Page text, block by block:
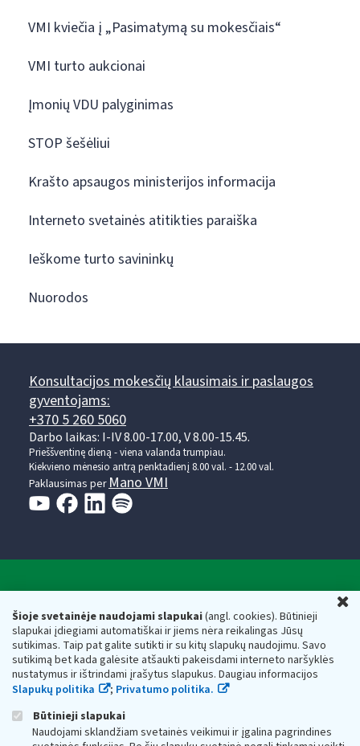
Šioje svetainėje naudojami slapukai(angl. cookies). Būtinieji
slapukai įdiegiami automatiškai ir jiems nėra reikalingas Jūsų
sutikimas. Taip pat galite sutikti ir su kitų slapukų naudojimu. Savo
sutikimą bet kada galėsite atšaukti pakeisdami interneto naršyklės
nustatymus ir ištrindami įrašytus slapukus. Daugiau informacijos
Slapukų politika
; Privatumo politika.
Būtinieji slapukai
Naudojami sklandžiam svetainės veikimui ir įgalina pagrindines
VMI kviečia į „Pasimatymą su mokesčiais“
VMI turto aukcionai
Įmonių VDU palyginimas
STOP šešėliui
Krašto apsaugos ministerijos informacija
Interneto svetainės atitikties paraiška
Ieškome turto savininkų
Nuorodos
Konsultacijos mokesčių klausimais ir paslaugos
gyventojams:
+370 5 260 5060
Darbo laikas: I-IV 8.00-17.00, V 8.00-15.45.
Prieššventinę dieną - viena valanda trumpiau.
Kiekvieno mėnesio antrą penktadienį 8.00 val. - 12.00 val.
Paklausimas per Mano VMI
Respublikos finansų ministerijos
Biudžetinė įstaiga. Juridinio asmens kodas — 188659752,
adresas: Vasario 16-osios g. 14, 01107 Vilnius, Lietuva, el.paštas:
vmi@vmi.lt, E. pristatymo dėžutės adresas 188659752
Duomenys apie Valstybinę mokesčių inspekciją prie Lietuvos
Respublikos finansų ministerijos kaupiami ir saugomi Juridinių